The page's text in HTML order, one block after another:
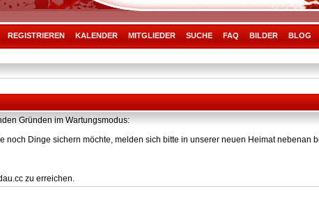
REGISTRIEREN KALENDER MITGLIEDER SUCHE FAQ BILDER BLOG
Gründen im Wartungsmodus:
noch Dinge sichern möchte, melden sich bitte in unserer neuen Heimat nebenan
zu erreichen.